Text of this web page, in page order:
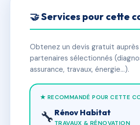
🤝 Services pour cette
Obtenez un devis gratuit
partenaires sélectionnés
assurance, travaux, énergie…).
★ RECOMMANDÉ POUR CETTE
🔧 Rénov Habitat
TRAVAUX & RÉNOVATION